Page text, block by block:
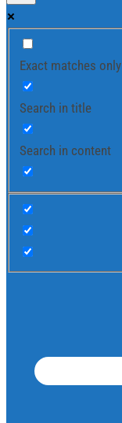
Exact matches only
Search in title
Search in content